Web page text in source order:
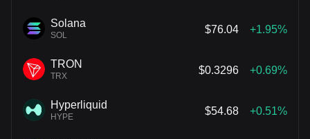
Solana
SOL
$76.04 +1.95%
TRON
TRX
$0.3296 +0.69%
Hyperliquid
HYPE
$54.68 +0.51%